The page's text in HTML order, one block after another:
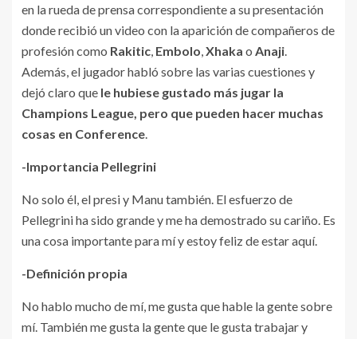
en la rueda de prensa correspondiente a su presentación
donde recibió un video con la aparición de compañeros de
profesión como Rakitic, Embolo,Xhaka o Anaji.
Además, el jugador habló sobre las varias cuestiones y
dejó claro que le hubiese gustado más jugar la
Champions League, pero que pueden hacer muchas
cosas en Conference.
-Importancia Pellegrini
No solo él, el presi y Manu también. El esfuerzo de
Pellegrini ha sido grande y me ha demostrado su cariño. Es
una cosa importante para mí y estoy feliz de estar aquí.
-Definición propia
No hablo mucho de mí, me gusta que hable la gente sobre
mí. También me gusta la gente que le gusta trabajar y